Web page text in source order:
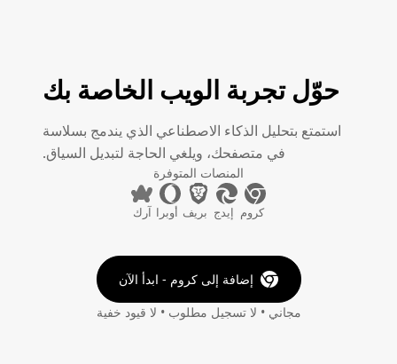
حوّل تجربة الويب الخاصة بك
استمتع بتحليل الذكاء الاصطناعي الذي يندمج بسلاسة
في متصفحك، ويلغي الحاجة لتبديل السياق.
المنصات المتوفرة
كروم إيدج بريف أوبرا آرك
إضافة إلى كروم - ابدأ الآن
مجاني • لا تسجيل مطلوب • لا قيود خفية